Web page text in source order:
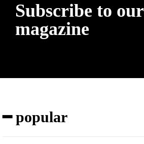
Subscribe to our
magazine
━ popular